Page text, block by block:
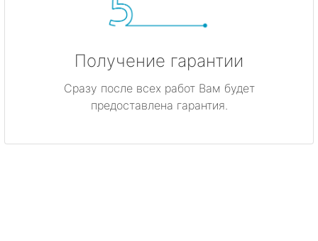
Получение гарантии
Сразу после всех работ Вам будет
предоставлена гарантия.